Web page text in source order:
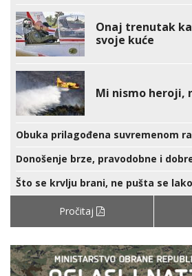
Onaj trenutak
svoje kuće
Mi nismo heroji,
Obuka prilagođena suvremenom
Donošenje brze, pravodobne i
Što se krvlju brani, ne pušta se lako
Pročitaj